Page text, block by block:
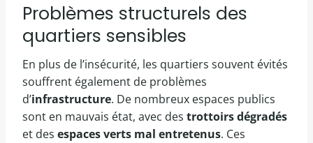
Problèmes structurels des
quartiers sensibles
En plus de l’insécurité, les quartiers souvent évités
souffrent également de problèmes
d’infrastructure. De nombreux espaces publics
sont en mauvais état, avec des trottoirs dégradés
et des espaces verts mal entretenus. Ces